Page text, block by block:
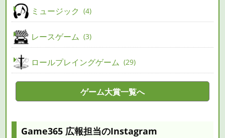
ミュージック 4
レースゲーム 3
ロールプレイングゲーム 29
ゲーム大賞一覧へ
Game365 広報担当のInstagram